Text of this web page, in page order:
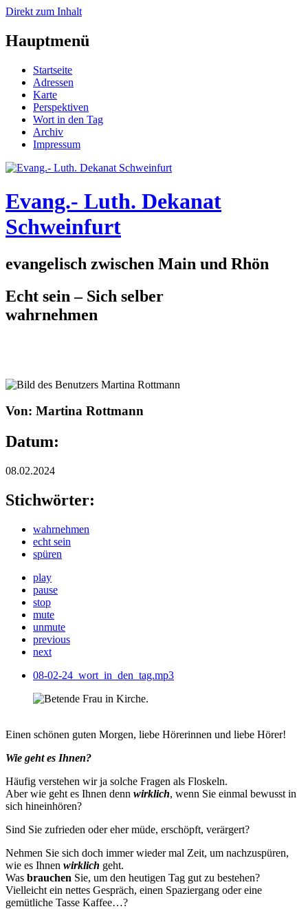
Direkt zum Inhalt
Hauptmenü
Startseite
Adressen
Karte
Perspektiven
Wort in den Tag
Archiv
Impressum
Evang.- Luth. Dekanat
Schweinfurt
evangelisch zwischen Main und Rhön
Echt sein – Sich selber
wahrnehmen
Von: Martina Rottmann
Datum:
08.02.2024
Stichwörter:
wahrnehmen
echt sein
spüren
play
pause
stop
mute
unmute
previous
next
08-02-24_wort_in_den_tag.mp3
Einen schönen guten Morgen, liebe Hörerinnen und liebe Hörer!
Wie geht es Ihnen?
Häufig verstehen wir ja solche Fragen als Floskeln.
Aber wie geht es Ihnen denn wirklich, wenn Sie einmal bewusst in
sich hineinhören?
Sind Sie zufrieden oder eher müde, erschöpft, verärgert?
Nehmen Sie sich doch immer wieder mal Zeit, um nachzuspüren,
wie es Ihnen wirklich geht.
Was brauchen Sie, um den heutigen Tag gut zu bestehen?
Vielleicht ein nettes Gespräch, einen Spaziergang oder eine
gemütliche Tasse Kaffee…?